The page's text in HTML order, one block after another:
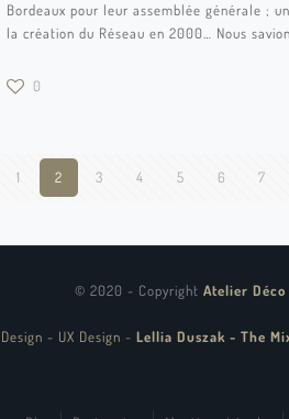
Bordeaux pour leur assemblée générale ;
la création du Réseau en 2000… Nous
0
1 2 3 4 5 6 7
© 2020 - Copyright Atelier
- UX Design - Lellia Duszak - The